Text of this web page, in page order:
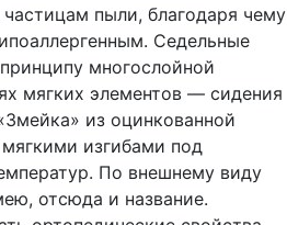
частицам пыли, благодаря чему
Седельные
многослойной
мягких элементов — сидения
из оцинкованной
изгибами под
По внешнему виду
отсюда и название.